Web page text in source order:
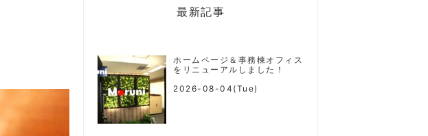
最新記事
ホームページ＆事務棟オフィス
をリニューアルしました！
2026-08-04(Tue)